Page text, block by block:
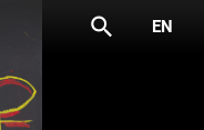
search EN